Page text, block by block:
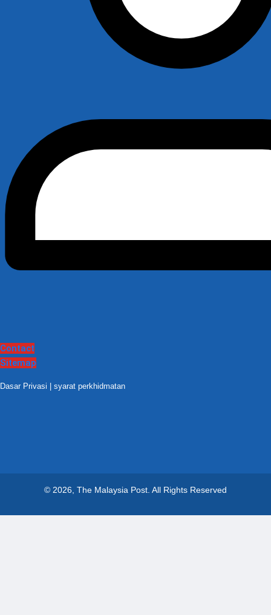
Contact
Sitemap
Dasar Privasi syarat perkhidmatan
© 2026, The Malaysia Post. All Rights Reserved